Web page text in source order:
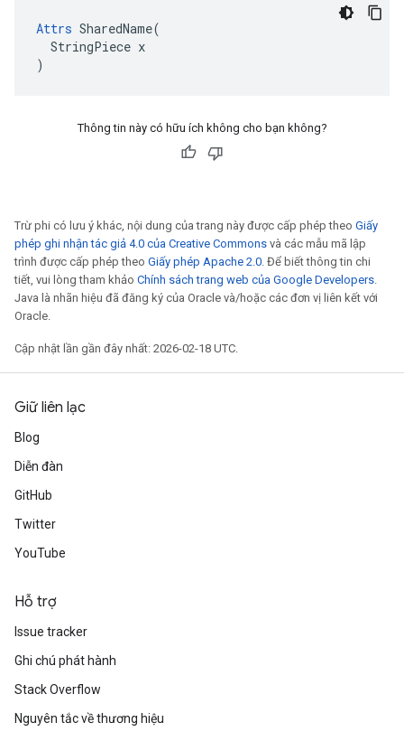
Attrs SharedName(
  StringPiece x
)
Thông tin này có hữu ích không cho bạn không?
Trừ phi có lưu ý khác, nội dung của trang này được cấp phép theo Giấy
phép ghi nhận tác giả 4.0 của Creative Commons và các mẫu mã lập
trình được cấp phép theo Giấy phép Apache 2.0. Để biết thông tin chi
tiết, vui lòng tham khảo Chính sách trang web của Google Developers.
Java là nhãn hiệu đã đăng ký của Oracle và/hoặc các đơn vị liên kết với
Oracle.
Cập nhật lần gần đây nhất: 2026-02-18 UTC.
Giữ liên lạc
Blog
Diễn đàn
GitHub
Twitter
YouTube
Hỗ trợ
Issue tracker
Ghi chú phát hành
Stack Overflow
Nguyên tắc về thương hiệu